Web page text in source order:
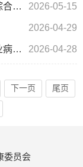
市领导赴金安区调研发热伴血小板减少综合征防控工作 2026-05-15
2026-04-29
守护职业健康 共建健康中国 | 六安市职业病防治宣传周活动走进生产一线 2026-04-28
下一页 尾页
委员会